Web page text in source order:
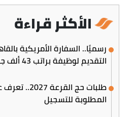
الأكثر قراءة
رسميًا.. السفارة الأمريكية
التقديم لوظيفة براتب 43 ألف جنيه شهريًا
طلبات حج
المطلوبة للتسجيل